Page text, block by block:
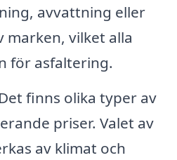
avvattning eller
vilket alla
för asfaltering.
Det finns olika typer av
priser. Valet av
av klimat och